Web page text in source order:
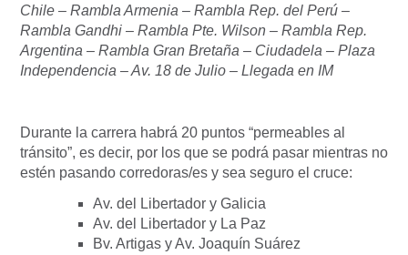
Chile – Rambla Armenia – Rambla Rep. del Perú –
Rambla Gandhi – Rambla Pte. Wilson – Rambla Rep.
Argentina – Rambla Gran Bretaña – Ciudadela – Plaza
Independencia – Av. 18 de Julio – Llegada en IM
Durante la carrera habrá 20 puntos “permeables al
tránsito”, es decir, por los que se podrá pasar mientras no
estén pasando corredoras/es y sea seguro el cruce:
Av. del Libertador y Galicia
Av. del Libertador y La Paz
Bv. Artigas y Av. Joaquín Suárez